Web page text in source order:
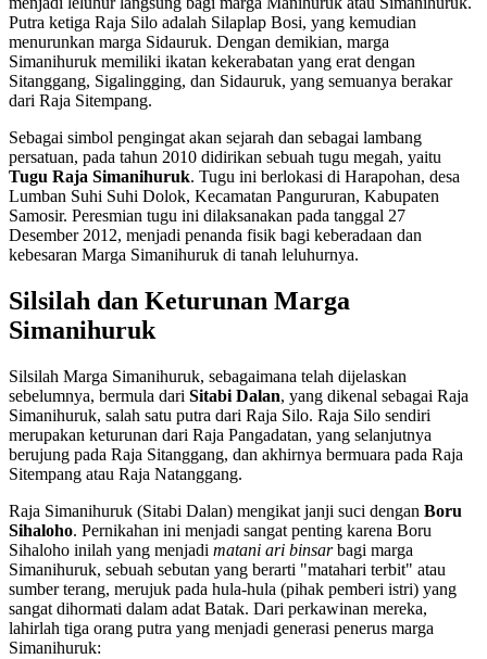
Putra ketiga Raja Silo adalah Silaplap Bosi, yang kemudian
menurunkan marga Sidauruk. Dengan demikian, marga
Simanihuruk memiliki ikatan kekerabatan yang erat dengan
Sitanggang, Sigalingging, dan Sidauruk, yang semuanya berakar
dari Raja Sitempang.
Sebagai simbol pengingat akan sejarah dan sebagai lambang
persatuan, pada tahun 2010 didirikan sebuah tugu megah, yaitu
Tugu Raja Simanihuruk. Tugu ini berlokasi di Harapohan, desa
Lumban Suhi Suhi Dolok, Kecamatan Pangururan, Kabupaten
Samosir. Peresmian tugu ini dilaksanakan pada tanggal 27
Desember 2012, menjadi penanda fisik bagi keberadaan dan
kebesaran Marga Simanihuruk di tanah leluhurnya.
Silsilah dan Keturunan Marga
Simanihuruk
Silsilah Marga Simanihuruk, sebagaimana telah dijelaskan
sebelumnya, bermula dari Sitabi Dalan, yang dikenal sebagai Raja
Simanihuruk, salah satu putra dari Raja Silo. Raja Silo sendiri
merupakan keturunan dari Raja Pangadatan, yang selanjutnya
berujung pada Raja Sitanggang, dan akhirnya bermuara pada Raja
Sitempang atau Raja Natanggang.
Raja Simanihuruk (Sitabi Dalan) mengikat janji suci dengan Boru
Sihaloho. Pernikahan ini menjadi sangat penting karena Boru
Sihaloho inilah yang menjadi matani ari binsarbagi marga
Simanihuruk, sebuah sebutan yang berarti "matahari terbit" atau
sumber terang, merujuk pada hula-hula (pihak pemberi istri) yang
sangat dihormati dalam adat Batak. Dari perkawinan mereka,
lahirlah tiga orang putra yang menjadi generasi penerus marga
Simanihuruk: